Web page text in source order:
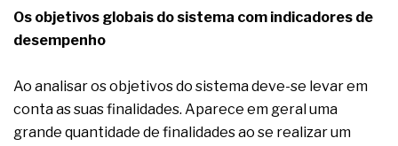
Os objetivos globais do sistema com indicadores de
desempenho
Ao analisar os objetivos do sistema deve-se levar em
conta as suas finalidades. Aparece em geral uma
grande quantidade de finalidades ao se realizar um